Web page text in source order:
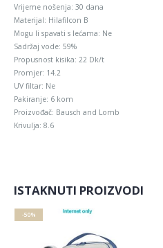
Vrijeme nošenja: 30 dana
Materijal: Hilafilcon B
Mogu li spavati s lećama: Ne
Sadržaj vode: 59%
Propusnost kisika: 22 Dk/t
Promjer: 14.2
UV filtar: Ne
Pakiranje: 6 kom
Proizvođač: Bausch and Lomb
Krivulja: 8.6
ISTAKNUTI PROIZVODI
-50%